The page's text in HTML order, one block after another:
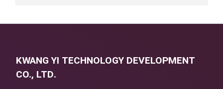
KWANG YI TECHNOLOGY DEVELOPMENT
CO., LTD.